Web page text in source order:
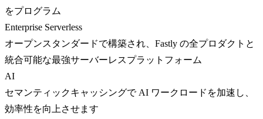
をプログラム
Enterprise Serverless
オープンスタンダードで構築され、Fastly の全プロダクトと
統合可能な最強サーバーレスプラットフォーム
AI
セマンティックキャッシングで AI ワークロードを加速し、
効率性を向上させます